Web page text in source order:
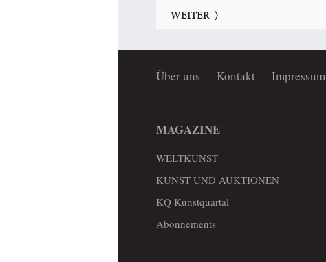
WEITER
Über uns Kontakt Impressum
MAGAZINE
WELTKUNST
KUNST UND AUKTIONEN
KQ Kunstquartal
Abonnements